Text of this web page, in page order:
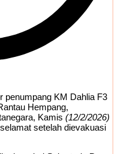
penumpang KM Dahlia F3
Hempang,
Kamis (12/2/2026)
setelah dievakuasi